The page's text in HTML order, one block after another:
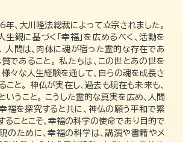
、大川隆法総裁によって立宗されました。
生観に基づく「幸福」を広めるべく、活動を
人間は、肉体に魂が宿った霊的な存在であ
質であること。 私たちは、この世とあの世を
様々な人生経験を通して、自らの魂を成長さ
と。 神仏が実在し、過去も現在も未来も、
いうこと。 こうした霊的な真実を広め、人間
福を探究すると共に、神仏の願う平和で繁
ることこそ、幸福の科学の使命であり目的で
のために、幸福の科学は、講演や書籍やメ